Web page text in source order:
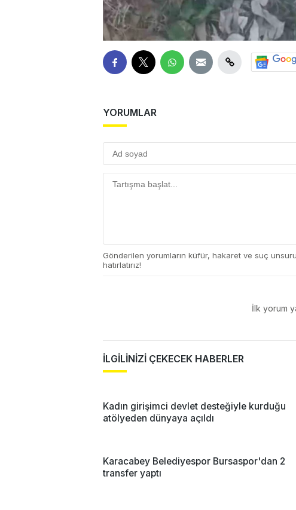
YORUMLAR
Gönderilen yorumların küfür, hakaret ve suç
hatırlatırız!
İlk yorum
İLGİLİNİZİ ÇEKECEK HABERLER
Kadın girişimci devlet desteğiyle kurduğu
atölyeden dünyaya açıldı
Karacabey Belediyespor Bursaspor'dan 2
transfer yaptı